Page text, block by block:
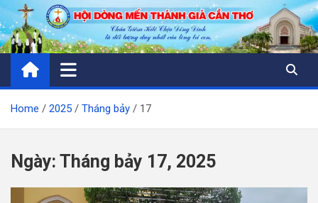
Skip
to
content
Home 2025 Tháng bảy 17
Ngày: Tháng bảy 17, 2025